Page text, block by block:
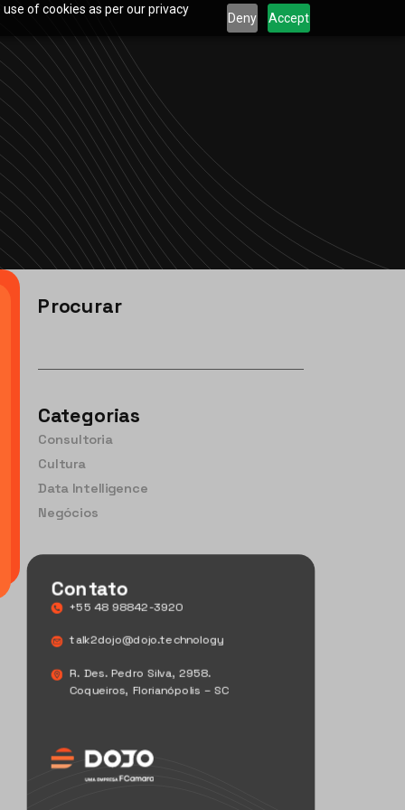
of cookies as per our privacy
Deny Accept
Procurar
Categorias
Consultoria
Cultura
Data Intelligence
Negócios
Contato
+55 48 98842-3920
talk2dojo@dojo.technology
R. Des. Pedro Silva, 2958.
Coqueiros, Florianópolis – SC